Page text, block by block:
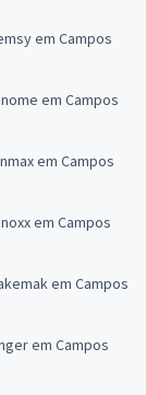
em Campos
em Campos
em Campos
em Campos
em Campos
em Campos